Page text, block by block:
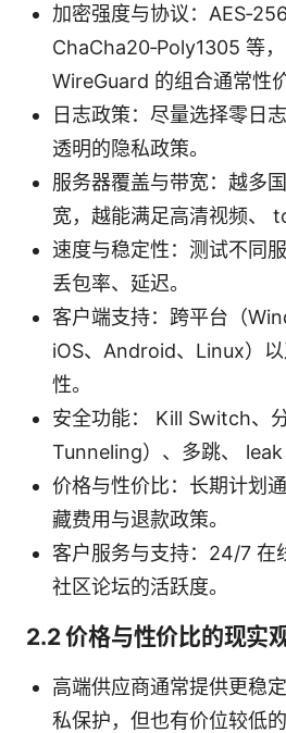
加密强度与协议：AES‑256
ChaCha20‑Poly1305 等
WireGuard 的组合通常性
日志政策：尽量选择零日
透明的隐私政策。
服务器覆盖与带宽：越多
宽，越能满足高清视频、
速度与稳定性：测试不同
丢包率、延迟。
客户端支持：跨平台（
iOS、Android、Linux）
性。
安全功能： Kill Switch、
Tunneling）、多跳、 leak
价格与性价比：长期计划
藏费用与退款政策。
客户服务与支持：24/7 在
社区论坛的活跃度。
2.2 价格与性价比的现实
高端供应商通常提供更稳
私保护，但也有价位较低